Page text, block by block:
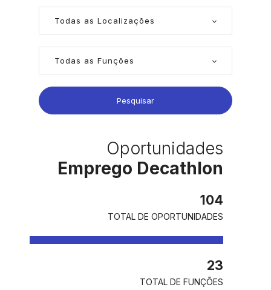
Pesquisar
Oportunidades
Emprego Decathlon
104
TOTAL DE OPORTUNIDADES
23
TOTAL DE FUNÇÕES